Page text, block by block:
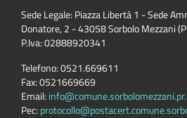
Sede Legale: Piazza Libertà 1 - Sede
Donatore, 2 - 43058 Sorbolo Mezzani
P.Iva:02888920341
Telefono:0521.669611
Fax:0521669669
Email:
Pec: